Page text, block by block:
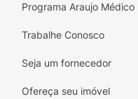
Programa Araujo Médico
Trabalhe Conosco
Seja um fornecedor
Ofereça seu imóvel